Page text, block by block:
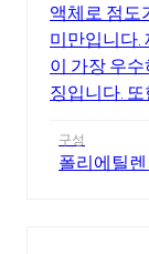
액체로 점도
미만입니다.
이 가장 우
징입니다. 또
구성
폴리에틸